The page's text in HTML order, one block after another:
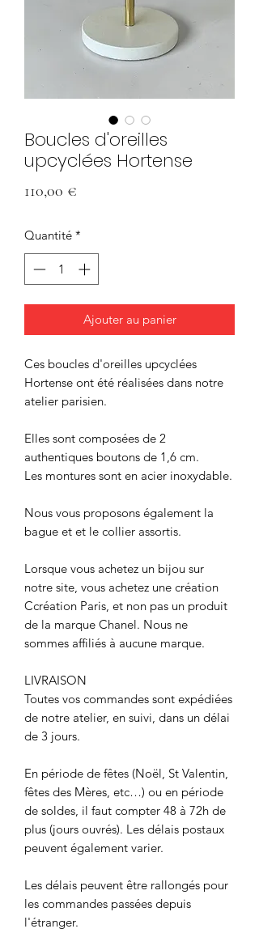
Boucles d'oreilles
upcyclées Hortense
110,00 €
Quantité *
Ajouter au panier
Ces boucles d'oreilles upcyclées
Hortense ont été réalisées dans notre
atelier parisien.
Elles sont composées de 2
authentiques boutons de 1,6 cm.
Les montures sont en acier inoxydable.
Nous vous proposons également la
bague et et le collier assortis.
Lorsque vous achetez un bijou sur
notre site, vous achetez une création
Ccréation Paris, et non pas un produit
de la marque Chanel. Nous ne
sommes affiliés à aucune marque.
LIVRAISON
Toutes vos commandes sont expédiées
de notre atelier, en suivi, dans un délai
de 3 jours.
En période de fêtes (Noël, St Valentin,
fêtes des Mères, etc…) ou en période
de soldes, il faut compter 48 à 72h de
plus (jours ouvrés). Les délais postaux
peuvent également varier.
Les délais peuvent être rallongés pour
les commandes passées depuis
l'étranger.